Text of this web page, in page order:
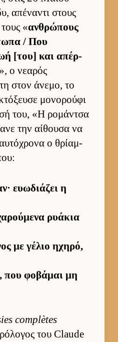
απέναντι στους
«αν­θρώπους
/ Που
[του] και απέρ­
», ο νεαρός
στον άνεμο, το
μονορούφι
του, «Η ρομάν­τσα
την αί­θουσα να
ο θρίαμ­
ευω­διάζει η
ρυάκια
με γέλιο ηχηρό,
που φοβάμαι μη
complètes
του Claude